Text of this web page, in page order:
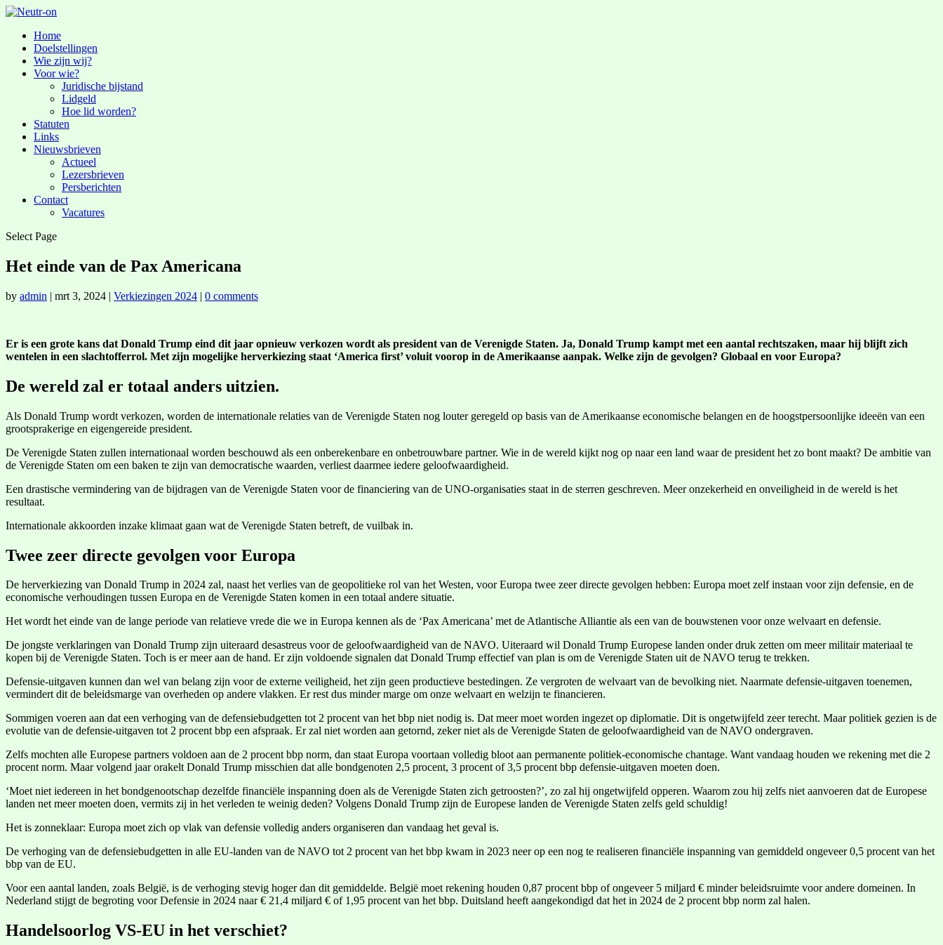
Home
Doelstellingen
Wie zijn wij?
Voor wie?
Juridische bijstand
Lidgeld
Hoe lid worden?
Statuten
Links
Nieuwsbrieven
Actueel
Lezersbrieven
Persberichten
Contact
Vacatures
Select Page
Het einde van de Pax Americana
by admin | mrt 3, 2024 | Verkiezingen 2024 | 0 comments
Er is een grote kans dat Donald Trump eind dit jaar opnieuw verkozen wordt als president van de Verenigde Staten. Ja, Donald Trump kampt met een aantal rechtszaken, maar hij blijft zich
wentelen in een slachtofferrol. Met zijn mogelijke herverkiezing staat ‘America first’ voluit voorop in de Amerikaanse aanpak. Welke zijn de gevolgen? Globaal en voor Europa?
De wereld zal er totaal anders uitzien.
Als Donald Trump wordt verkozen, worden de internationale relaties van de Verenigde Staten nog louter geregeld op basis van de Amerikaanse economische belangen en de hoogstpersoonlijke ideeën van een
grootsprakerige en eigengereide president.
De Verenigde Staten zullen internationaal worden beschouwd als een onberekenbare en onbetrouwbare partner. Wie in de wereld kijkt nog op naar een land waar de president het zo bont maakt? De ambitie van
de Verenigde Staten om een baken te zijn van democratische waarden, verliest daarmee iedere geloofwaardigheid.
Een drastische vermindering van de bijdragen van de Verenigde Staten voor de financiering van de UNO-organisaties staat in de sterren geschreven. Meer onzekerheid en onveiligheid in de wereld is het
resultaat.
Internationale akkoorden inzake klimaat gaan wat de Verenigde Staten betreft, de vuilbak in.
Twee zeer directe gevolgen voor Europa
De herverkiezing van Donald Trump in 2024 zal, naast het verlies van de geopolitieke rol van het Westen, voor Europa twee zeer directe gevolgen hebben: Europa moet zelf instaan voor zijn defensie, en de
economische verhoudingen tussen Europa en de Verenigde Staten komen in een totaal andere situatie.
Het wordt het einde van de lange periode van relatieve vrede die we in Europa kennen als de ‘Pax Americana’ met de Atlantische Alliantie als een van de bouwstenen voor onze welvaart en defensie.
De jongste verklaringen van Donald Trump zijn uiteraard desastreus voor de geloofwaardigheid van de NAVO. Uiteraard wil Donald Trump Europese landen onder druk zetten om meer militair materiaal te
kopen bij de Verenigde Staten. Toch is er meer aan de hand. Er zijn voldoende signalen dat Donald Trump effectief van plan is om de Verenigde Staten uit de NAVO terug te trekken.
Defensie-uitgaven kunnen dan wel van belang zijn voor de externe veiligheid, het zijn geen productieve bestedingen. Ze vergroten de welvaart van de bevolking niet. Naarmate defensie-uitgaven toenemen,
vermindert dit de beleidsmarge van overheden op andere vlakken. Er rest dus minder marge om onze welvaart en welzijn te financieren.
Sommigen voeren aan dat een verhoging van de defensiebudgetten tot 2 procent van het bbp niet nodig is. Dat meer moet worden ingezet op diplomatie. Dit is ongetwijfeld zeer terecht. Maar politiek gezien is de
evolutie van de defensie-uitgaven tot 2 procent bbp een afspraak. Er zal niet worden aan getornd, zeker niet als de Verenigde Staten de geloofwaardigheid van de NAVO ondergraven.
Zelfs mochten alle Europese partners voldoen aan de 2 procent bbp norm, dan staat Europa voortaan volledig bloot aan permanente politiek-economische chantage. Want vandaag houden we rekening met die 2
procent norm. Maar volgend jaar orakelt Donald Trump misschien dat alle bondgenoten 2,5 procent, 3 procent of 3,5 procent bbp defensie-uitgaven moeten doen.
‘Moet niet iedereen in het bondgenootschap dezelfde financiële inspanning doen als de Verenigde Staten zich getroosten?’, zo zal hij ongetwijfeld opperen. Waarom zou hij zelfs niet aanvoeren dat de Europese
landen net meer moeten doen, vermits zij in het verleden te weinig deden? Volgens Donald Trump zijn de Europese landen de Verenigde Staten zelfs geld schuldig!
Het is zonneklaar: Europa moet zich op vlak van defensie volledig anders organiseren dan vandaag het geval is.
De verhoging van de defensiebudgetten in alle EU-landen van de NAVO tot 2 procent van het bbp kwam in 2023 neer op een nog te realiseren financiële inspanning van gemiddeld ongeveer 0,5 procent van het
bbp van de EU.
Voor een aantal landen, zoals België, is de verhoging stevig hoger dan dit gemiddelde. België moet rekening houden 0,87 procent bbp of ongeveer 5 miljard € minder beleidsruimte voor andere domeinen. In
Nederland stijgt de begroting voor Defensie in 2024 naar € 21,4 miljard € of 1,95 procent van het bbp. Duitsland heeft aangekondigd dat het in 2024 de 2 procent bbp norm zal halen.
Handelsoorlog VS-EU in het verschiet?